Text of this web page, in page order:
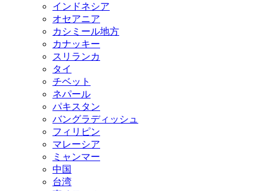
インドネシア
オセアニア
カシミール地方
カナッキー
スリランカ
タイ
チベット
ネパール
パキスタン
バングラディッシュ
フィリピン
マレーシア
ミャンマー
中国
台湾